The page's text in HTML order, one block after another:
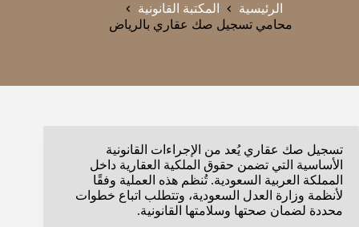
الرئيسية
المكتبة القانونية
محامي تسجيل صك عقاري بالرياض
تسجيل صك عقاري يُعد من الإجراءات القانونية
الأساسية التي تضمن حقوق الملكية العقارية داخل
المملكة العربية السعودية. تُنظم هذه العملية وفقًا
لأنظمة وزارة العدل السعودية، وتتطلب اتباع خطوات
محددة لضمان صحتها وسلامتها القانونية.